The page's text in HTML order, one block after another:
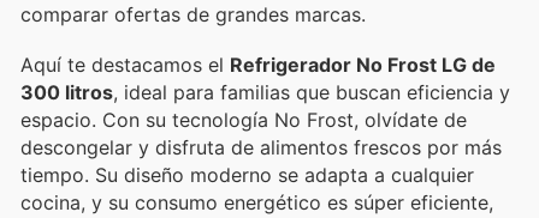
comparar ofertas de grandes marcas.
Aquí te destacamos el Refrigerador No Frost LG de
300 litros, ideal para familias que buscan eficiencia y
espacio. Con su tecnología No Frost, olvídate de
descongelar y disfruta de alimentos frescos por más
tiempo. Su diseño moderno se adapta a cualquier
cocina, y su consumo energético es súper eficiente,